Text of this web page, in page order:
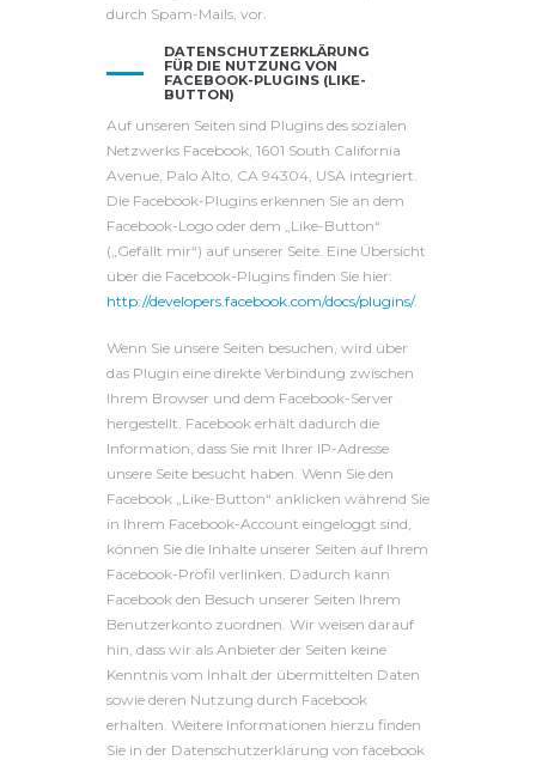
durch Spam-Mails, vor.
DATENSCHUTZERKLÄRUNG
FÜR DIE NUTZUNG VON
FACEBOOK-PLUGINS (LIKE-
BUTTON)
Auf unseren Seiten sind Plugins des sozialen
Netzwerks Facebook, 1601 South California
Avenue, Palo Alto, CA 94304, USA integriert.
Die Facebook-Plugins erkennen Sie an dem
Facebook-Logo oder dem „Like-Button“
(„Gefällt mir“) auf unserer Seite. Eine Übersicht
über die Facebook-Plugins finden Sie hier:
http://developers.facebook.com/docs/plugins/.
Wenn Sie unsere Seiten besuchen, wird über
das Plugin eine direkte Verbindung zwischen
Ihrem Browser und dem Facebook-Server
hergestellt. Facebook erhält dadurch die
Information, dass Sie mit Ihrer IP-Adresse
unsere Seite besucht haben. Wenn Sie den
Facebook „Like-Button“ anklicken während Sie
in Ihrem Facebook-Account eingeloggt sind,
können Sie die Inhalte unserer Seiten auf Ihrem
Facebook-Profil verlinken. Dadurch kann
Facebook den Besuch unserer Seiten Ihrem
Benutzerkonto zuordnen. Wir weisen darauf
hin, dass wir als Anbieter der Seiten keine
Kenntnis vom Inhalt der übermittelten Daten
sowie deren Nutzung durch Facebook
erhalten. Weitere Informationen hierzu finden
Sie in der Datenschutzerklärung von facebook